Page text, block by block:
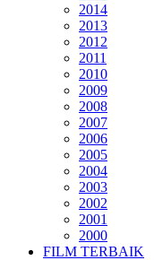
2014
2013
2012
2011
2010
2009
2008
2007
2006
2005
2004
2003
2002
2001
2000
FILM TERBAIK